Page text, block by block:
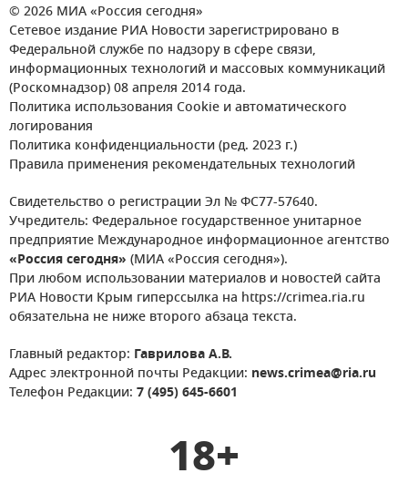
© 2026 МИА «Россия сегодня»
Сетевое издание РИА Новости зарегистрировано в
Федеральной службе по надзору в сфере связи,
информационных технологий и массовых коммуникаций
(Роскомнадзор) 08 апреля 2014 года.
Политика использования Cookie и автоматического
логирования
Политика конфиденциальности (ред. 2023 г.)
Правила применения рекомендательных технологий
Свидетельство о регистрации Эл № ФС77-57640.
Учредитель: Федеральное государственное унитарное
предприятие Международное информационное агентство
«Россия сегодня» (МИА «Россия сегодня»).
При любом использовании материалов и новостей сайта
РИА Новости Крым гиперссылка на https://crimea.ria.ru
обязательна не ниже второго абзаца текста.
Главный редактор: Гаврилова А.В.
Адрес электронной почты Редакции: news.crimea@ria.ru
Телефон Редакции: 7 (495) 645-6601
18+